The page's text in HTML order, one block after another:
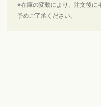
※在庫の変動により、注文後に
予めご了承ください。